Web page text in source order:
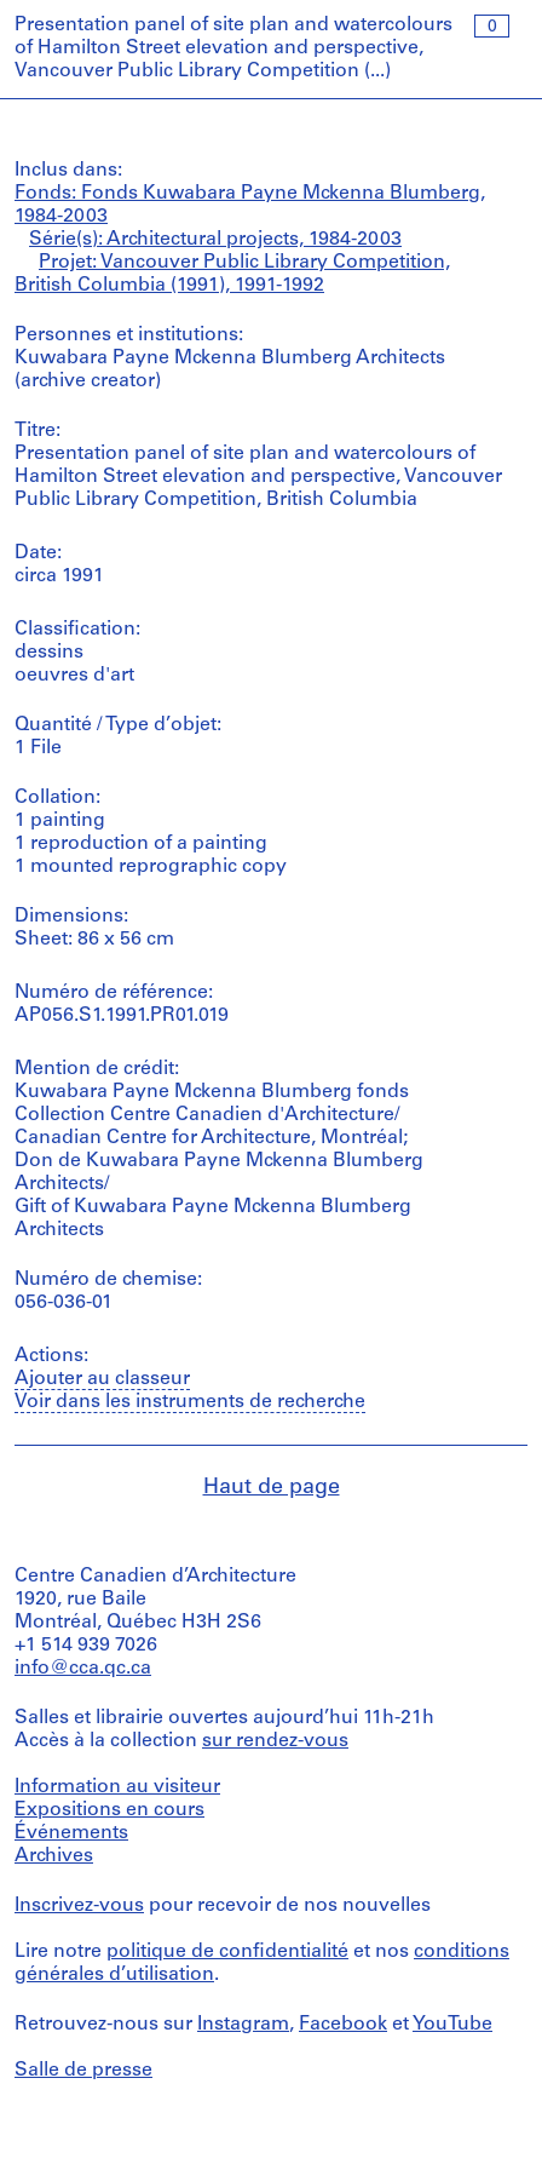
0
Presentation panel of site plan and watercolours
of Hamilton Street elevation and perspective,
Vancouver Public Library Competition (...)
Inclus dans:
Fonds: Fonds Kuwabara Payne Mckenna Blumberg,
1984-2003
Série(s): Architectural projects, 1984-2003
Projet: Vancouver Public Library Competition,
British Columbia (1991), 1991-1992
Personnes et institutions:
Kuwabara Payne Mckenna Blumberg Architects
(archive creator)
Titre:
Presentation panel of site plan and watercolours of
Hamilton Street elevation and perspective, Vancouver
Public Library Competition, British Columbia
Date:
circa 1991
Classification:
dessins
oeuvres d'art
Quantité / Type d’objet:
1 File
Collation:
1 painting
1 reproduction of a painting
1 mounted reprographic copy
Dimensions:
Sheet: 86 x 56 cm
Numéro de référence:
AP056.S1.1991.PR01.019
Mention de crédit:
Kuwabara Payne Mckenna Blumberg fonds
Collection Centre Canadien d'Architecture/
Canadian Centre for Architecture, Montréal;
Don de Kuwabara Payne Mckenna Blumberg
Architects/
Gift of Kuwabara Payne Mckenna Blumberg
Architects
Numéro de chemise:
056-036-01
Actions:
Ajouter au classeur
Voir dans les instruments de recherche
Haut de page
Centre Canadien d’Architecture
1920, rue Baile
Montréal, Québec H3H 2S6
+1 514 939 7026
info@cca.qc.ca
Salles et librairie ouvertes aujourd’hui 11h-21h
Accès à la collection sur rendez-vous
Information au visiteur
Expositions en cours
Événements
Archives
Inscrivez-vous pour recevoir de nos nouvelles
Lire notre politique de confidentialité et nos conditions
générales d’utilisation.
Retrouvez-nous sur Instagram, Facebook et YouTube
Salle de presse